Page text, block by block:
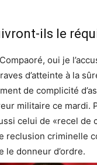
ils le
oui je
d’atteinte à la
de complicité
militaire ce mardi.
celui de «recel de
reclusion criminelle
le donneur d’ordre.